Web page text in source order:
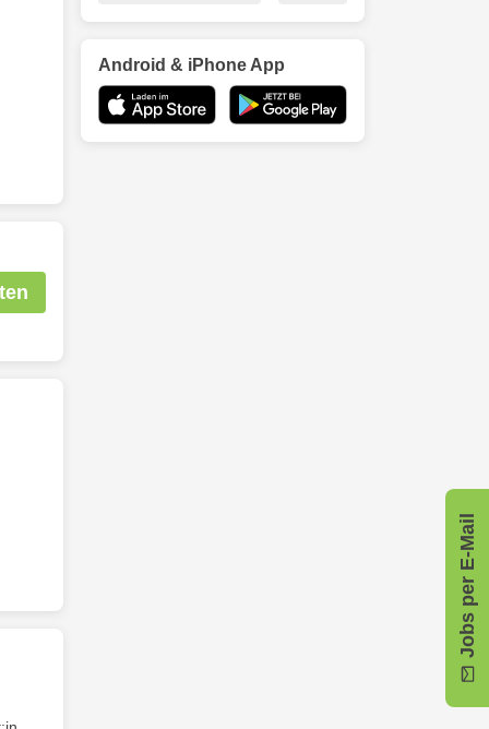
Jobs per E-Mail
Android & iPhone App